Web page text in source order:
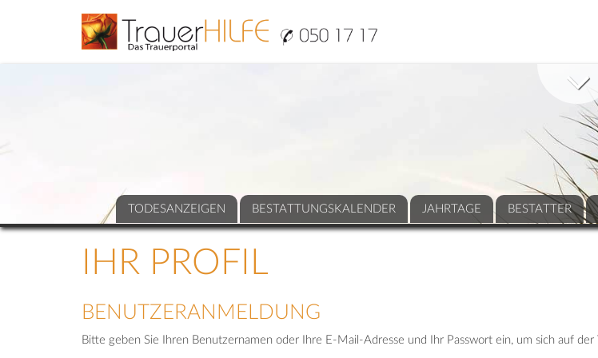
TODESANZEIGEN BESTATTUNGSKALENDER JAHRTAGE BESTATTER
IHR PROFIL
BENUTZERANMELDUNG
Bitte geben Sie Ihren Benutzernamen oder Ihre E-Mail-Adresse und Ihr Passwort ein, um sich auf der